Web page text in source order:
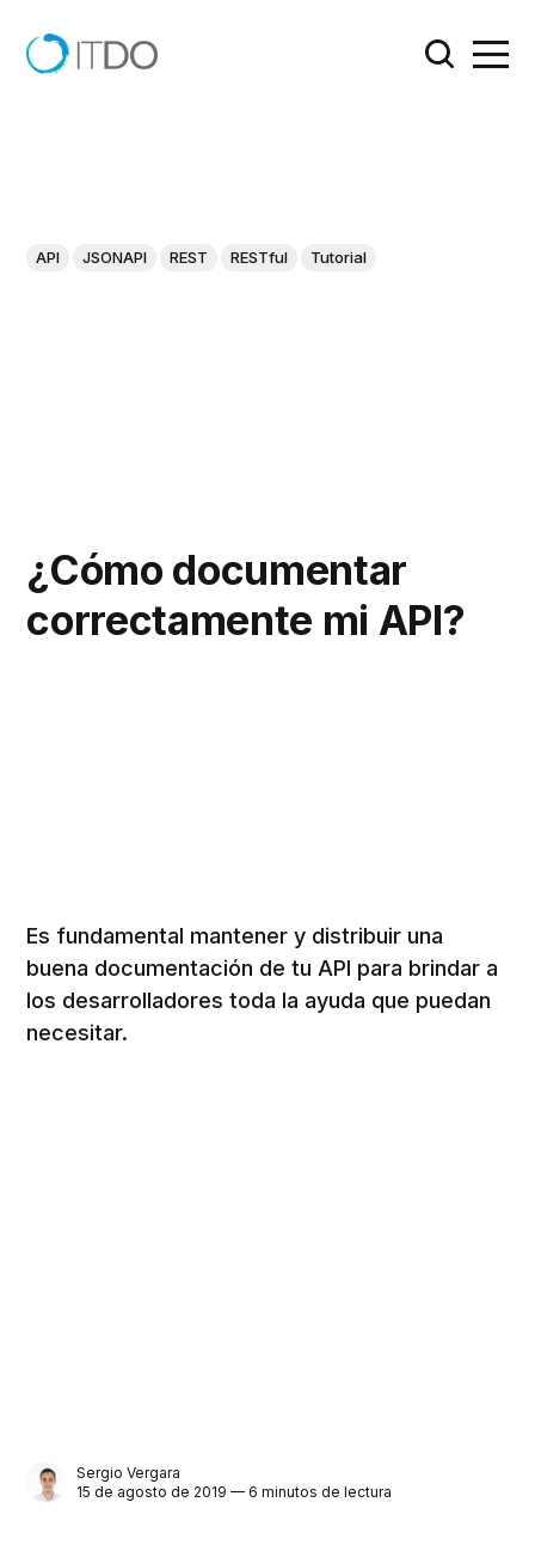
API JSONAPI REST RESTful Tutorial
¿Cómo documentar
correctamente mi API?
Es fundamental mantener y distribuir una
buena documentación de tu API para brindar a
los desarrolladores toda la ayuda que puedan
necesitar.
Sergio Vergara
15 de agosto de 2019 — 6 minutos de lectura